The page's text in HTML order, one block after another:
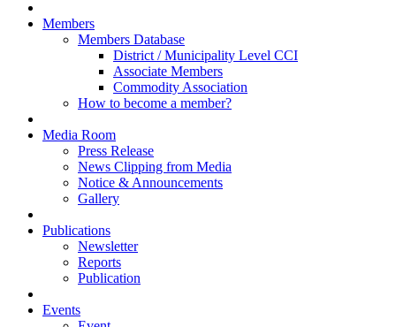
Members
Members Database
District / Municipality Level CCI
Associate Members
Commodity Association
How to become a member?
Media Room
Press Release
News Clipping from Media
Notice & Announcements
Gallery
Publications
Newsletter
Reports
Publication
Events